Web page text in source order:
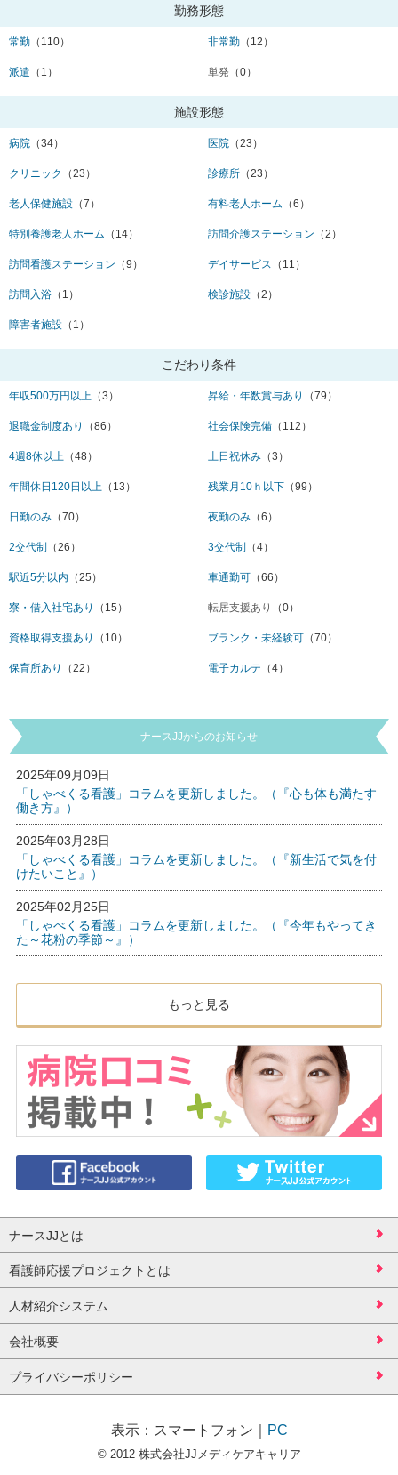
勤務形態
常勤 （110） 非常勤 （12）
派遣 （1） 単発 （0）
施設形態
病院 （34） 医院 （23）
クリニック （23） 診療所 （23）
老人保健施設 （7） 有料老人ホーム （6）
特別養護老人ホーム （14） 訪問介護ステーション （2）
訪問看護ステーション （9） デイサービス （11）
訪問入浴 （1） 検診施設 （2）
障害者施設 （1）
こだわり条件
年収500万円以上 （3） 昇給・年数賞与あり （79）
退職金制度あり （86） 社会保険完備 （112）
4週8休以上 （48） 土日祝休み （3）
年間休日120日以上 （13） 残業月10ｈ以下 （99）
日勤のみ （70） 夜勤のみ （6）
2交代制 （26） 3交代制 （4）
駅近5分以内 （25） 車通勤可 （66）
寮・借入社宅あり （15） 転居支援あり （0）
資格取得支援あり （10） ブランク・未経験可 （70）
保育所あり （22） 電子カルテ （4）
ナースJJからのお知らせ
2025年09月09日
「しゃべくる看護」コラムを更新しました。（『心も体も満たす
働き方』）
2025年03月28日
「しゃべくる看護」コラムを更新しました。（『新生活で気を付
けたいこと』）
2025年02月25日
「しゃべくる看護」コラムを更新しました。（『今年もやってき
た～花粉の季節～』）
もっと見る
ナースJJとは
看護師応援プロジェクトとは
人材紹介システム
会社概要
プライバシーポリシー
表示： スマートフォン PC
© 2012 株式会社JJメディケアキャリア